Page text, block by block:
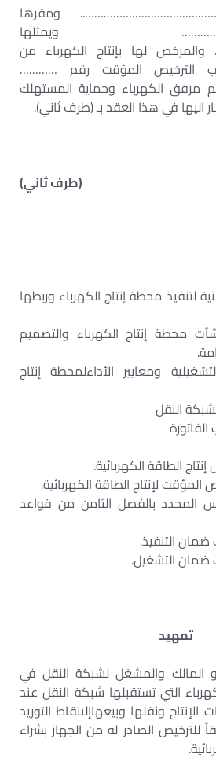
ومقرها
ويمثلها
لها بإنتاج الكهرباء من
الترخيص المؤقت رقم …………
مرفق الكهرباء وحماية المستهلك
في هذا العقد بـ (طرف ثاني).
(طرف ثاني)
لتنفيذ محطة إنتاج الكهرباء وربطها
محطة إنتاج الكهرباء والتصميم
التشغيلية ومعايير الأداءلمحطة إنتاج
المحدد بالفصل الثامن من قواعد
تمهيد
المالك والمشغل لشبكة النقل في
التي تستقبلها شبكة النقل عند
ونقلها وبيعهاإلىنقاط التوريد
الصادر له من الجهاز بشراء